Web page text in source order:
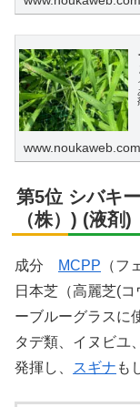
www.noukaweb.com
第5位 シバキ
（株）) (液剤)
成分 MCPP （フ
日本芝（高麗芝(
ーブルーグラスに
タデ類、イヌビユ
発揮し、 スギナ も